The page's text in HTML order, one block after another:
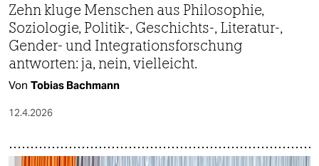
Zehn kluge Menschen aus Philosophie,
Soziologie, Politik-, Geschichts-, Literatur-,
Gender- und Integrationsforschung
antworten: ja, nein, vielleicht.
Von Tobias Bachmann
12.4.2026